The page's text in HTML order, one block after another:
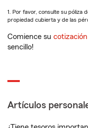
1. Por favor, consulte su póliza
propiedad cubierta y de las
Comience su
sencillo!
Artículos